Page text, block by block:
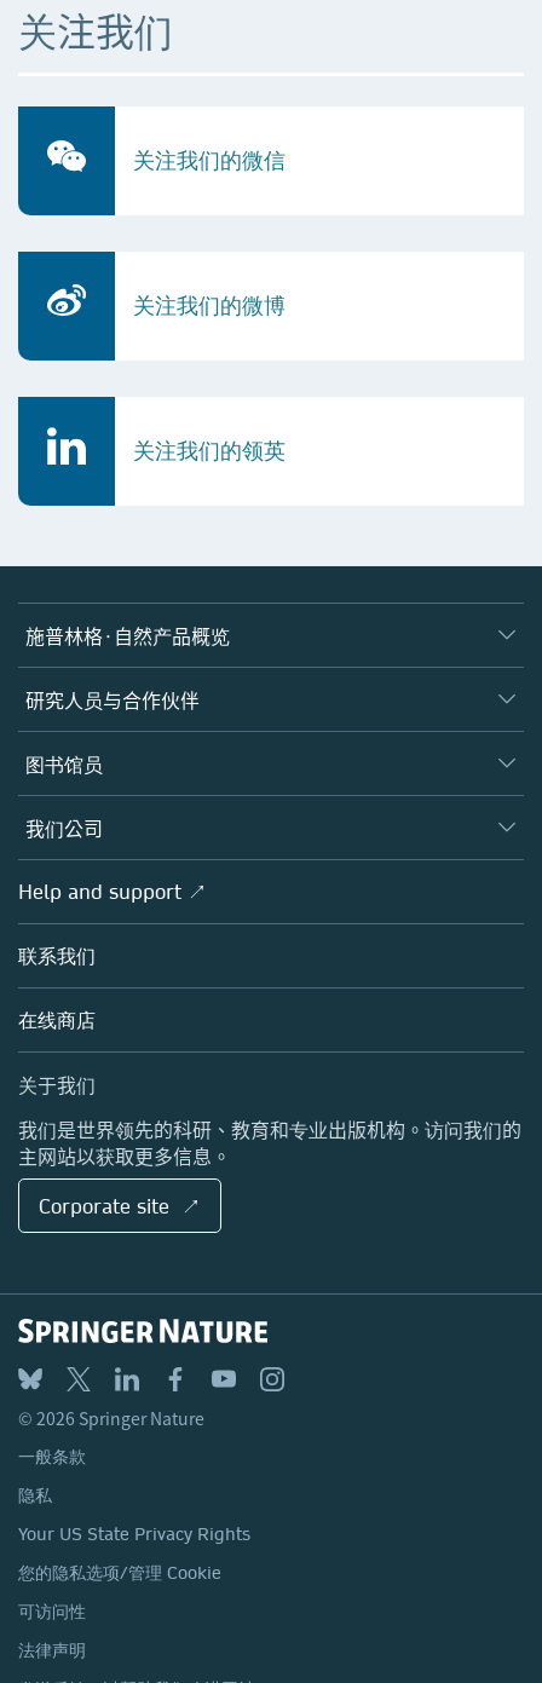
关注我们
关注我们的微信
关注我们的微博
关注我们的领英
施普林格·自然产品概览
期刊
图书
平台
研究人员与合作伙伴
作者
编辑
开放科学
政策
图书馆员
概览
施普林格·自然产品概览
授权许可
博客
销售与帐户联系人
我们公司
概览
关于我们
招聘
媒体中心
地点与联系方式
Help and support ↗
联系我们
在线商店
关于我们
我们是世界领先的科研、教育和专业出版机构。访问我们的
主网站以获取更多信息。
Corporate site ↗
© 2026 Springer Nature
一般条款
隐私
Your US State Privacy Rights
您的隐私选项/管理 Cookie
可访问性
法律声明